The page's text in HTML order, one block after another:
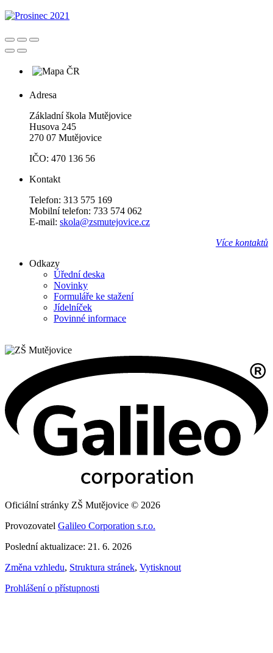
Adresa
Základní škola Mutějovice
Husova 245
270 07 Mutějovice
IČO: 470 136 56
Kontakt
Telefon: 313 575 169
Mobilní telefon: 733 574 062
E-mail: skola@zsmutejovice.cz
Více kontaktů
Odkazy
Úřední deska
Novinky
Formuláře ke stažení
Jídelníček
Povinné informace
Oficiální stránky ZŠ Mutějovice © 2026
Provozovatel Galileo Corporation s.r.o.
Poslední aktualizace: 21. 6. 2026
Změna vzhledu, Struktura stránek, Vytisknout
Prohlášení o přístupnosti